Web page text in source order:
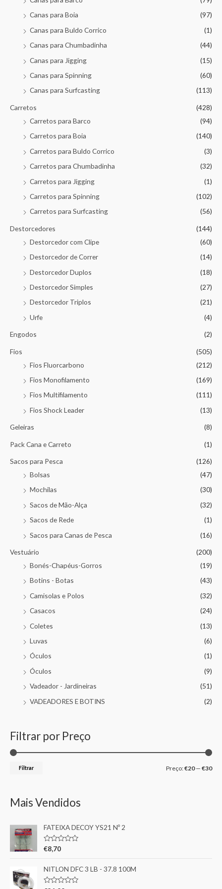
Canas para Boia
(97)
Canas para Buldo Corrico
(1)
Canas para Chumbadinha
(44)
Canas para Jigging
(15)
Canas para Spinning
(60)
Canas para Surfcasting
(113)
Carretos
(428)
Carretos para Barco
(94)
Carretos para Boia
(140)
Carretos para Buldo Corrico
(3)
Carretos para Chumbadinha
(32)
Carretos para Jigging
(1)
Carretos para Spinning
(102)
Carretos para Surfcasting
(56)
Destorcedores
(144)
Destorcedor com Clipe
(60)
Destorcedor de Correr
(14)
Destorcedor Duplos
(18)
Destorcedor Simples
(27)
Destorcedor Triplos
(21)
Urfe
(4)
Engodos (2)
Fios
(505)
Fios Fluorcarbono
(212)
Fios Monofilamento
(169)
Fios Multifilamento
(111)
Fios Shock Leader
(13)
Geleiras (8)
Pack Cana e Carreto (1)
Sacos para Pesca
(126)
Bolsas
(47)
Mochilas
(30)
Sacos de Mão-Alça
(32)
Sacos de Rede
(1)
Sacos para Canas de Pesca
(16)
Vestuário
(200)
Bonés-Chapéus-Gorros
(19)
Botins - Botas
(43)
Camisolas e Polos
(32)
Casacos
(24)
Coletes
(13)
Luvas
(6)
Óculos
(1)
Óculos
(9)
Vadeador - Jardineiras
(51)
VADEADORES E BOTINS
(2)
Filtrar por Preço
Filtrar Preço:€20— €30
Mais Vendidos
FATEIXA DECOY YS21 Nº 2
A
l
i
a
€8,70
NITLON DFC 3 LB - 37.8 100M